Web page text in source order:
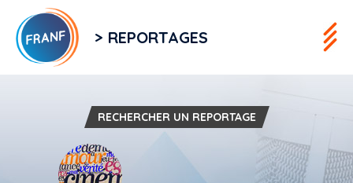
> REPORTAGES
RECHERCHER UN REPORTAGE